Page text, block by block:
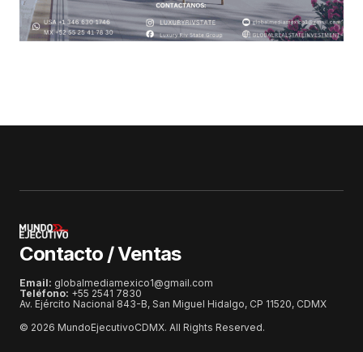
Contacto / Ventas
Email: globalmediamexico1@gmail.com
Teléfono: +55 2541 7830
Av. Ejército Nacional 843-B, San Miguel Hidalgo, CP 11520, CDMX
© 2026 MundoEjecutivoCDMX. All Rights Reserved.